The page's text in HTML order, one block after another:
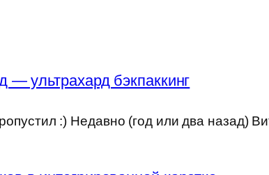
— ультрахард бэкпаккинг
:) Недавно (год или два назад)